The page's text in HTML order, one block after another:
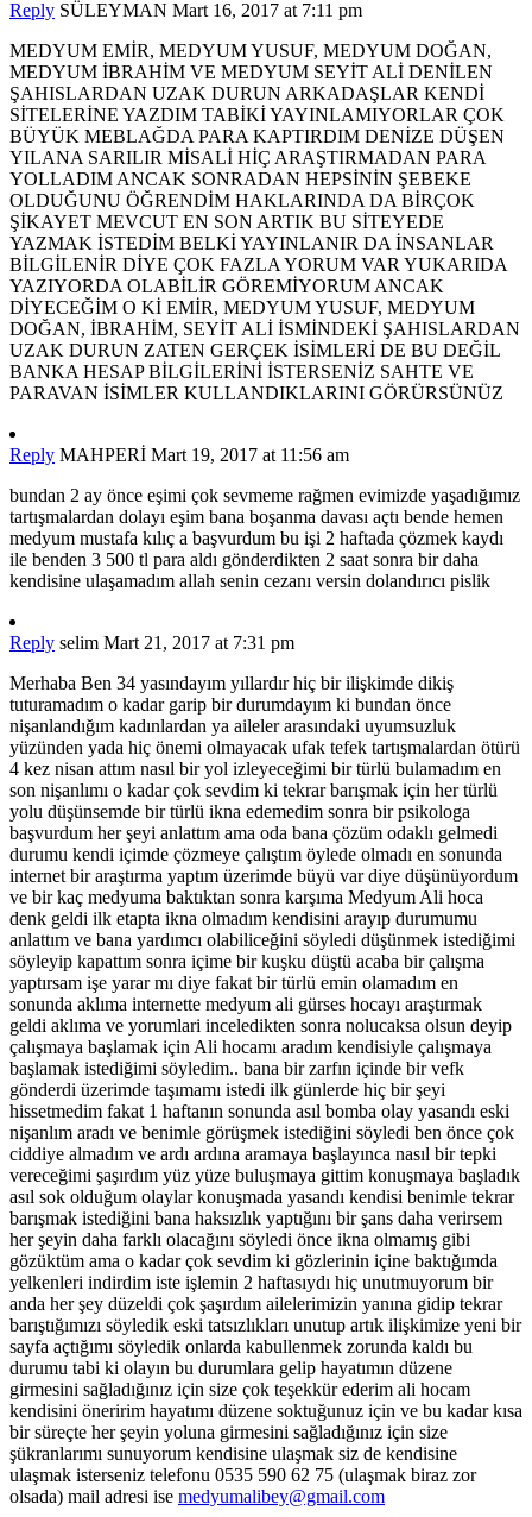
Reply SÜLEYMAN Mart 16, 2017 at 7:11 pm
MEDYUM EMİR, MEDYUM YUSUF, MEDYUM DOĞAN,
MEDYUM İBRAHİM VE MEDYUM SEYİT ALİ DENİLEN
ŞAHISLARDAN UZAK DURUN ARKADAŞLAR KENDİ
SİTELERİNE YAZDIM TABİKİ YAYINLAMIYORLAR ÇOK
BÜYÜK MEBLAĞDA PARA KAPTIRDIM DENİZE DÜŞEN
YILANA SARILIR MİSALİ HİÇ ARAŞTIRMADAN PARA
YOLLADIM ANCAK SONRADAN HEPSİNİN ŞEBEKE
OLDUĞUNU ÖĞRENDİM HAKLARINDA DA BİRÇOK
ŞİKAYET MEVCUT EN SON ARTIK BU SİTEYEDE
YAZMAK İSTEDİM BELKİ YAYINLANIR DA İNSANLAR
BİLGİLENİR DİYE ÇOK FAZLA YORUM VAR YUKARIDA
YAZIYORDA OLABİLİR GÖREMİYORUM ANCAK
DİYECEĞİM O Kİ EMİR, MEDYUM YUSUF, MEDYUM
DOĞAN, İBRAHİM, SEYİT ALİ İSMİNDEKİ ŞAHISLARDAN
UZAK DURUN ZATEN GERÇEK İSİMLERİ DE BU DEĞİL
BANKA HESAP BİLGİLERİNİ İSTERSENİZ SAHTE VE
PARAVAN İSİMLER KULLANDIKLARINI GÖRÜRSÜNÜZ
Reply MAHPERİ Mart 19, 2017 at 11:56 am
bundan 2 ay önce eşimi çok sevmeme rağmen evimizde yaşadığımız
tartışmalardan dolayı eşim bana boşanma davası açtı bende hemen
medyum mustafa kılıç a başvurdum bu işi 2 haftada çözmek kaydı
ile benden 3 500 tl para aldı gönderdikten 2 saat sonra bir daha
kendisine ulaşamadım allah senin cezanı versin dolandırıcı pislik
Reply selim Mart 21, 2017 at 7:31 pm
Merhaba Ben 34 yasındayım yıllardır hiç bir ilişkimde dikiş
tuturamadım o kadar garip bir durumdayım ki bundan önce
nişanlandığım kadınlardan ya aileler arasındaki uyumsuzluk
yüzünden yada hiç önemi olmayacak ufak tefek tartışmalardan ötürü
4 kez nisan attım nasıl bir yol izleyeceğimi bir türlü bulamadım en
son nişanlımı o kadar çok sevdim ki tekrar barışmak için her türlü
yolu düşünsemde bir türlü ikna edemedim sonra bir psikologa
başvurdum her şeyi anlattım ama oda bana çözüm odaklı gelmedi
durumu kendi içimde çözmeye çalıştım öylede olmadı en sonunda
internet bir araştırma yaptım üzerimde büyü var diye düşünüyordum
ve bir kaç medyuma baktıktan sonra karşıma Medyum Ali hoca
denk geldi ilk etapta ikna olmadım kendisini arayıp durumumu
anlattım ve bana yardımcı olabiliceğini söyledi düşünmek istediğimi
söyleyip kapattım sonra içime bir kuşku düştü acaba bir çalışma
yaptırsam işe yarar mı diye fakat bir türlü emin olamadım en
sonunda aklıma internette medyum ali gürses hocayı araştırmak
geldi aklıma ve yorumlari inceledikten sonra nolucaksa olsun deyip
çalışmaya başlamak için Ali hocamı aradım kendisiyle çalışmaya
başlamak istediğimi söyledim.. bana bir zarfın içinde bir vefk
gönderdi üzerimde taşımamı istedi ilk günlerde hiç bir şeyi
hissetmedim fakat 1 haftanın sonunda asıl bomba olay yasandı eski
nişanlım aradı ve benimle görüşmek istediğini söyledi ben önce çok
ciddiye almadım ve ardı ardına aramaya başlayınca nasıl bir tepki
vereceğimi şaşırdım yüz yüze buluşmaya gittim konuşmaya başladık
asıl sok olduğum olaylar konuşmada yasandı kendisi benimle tekrar
barışmak istediğini bana haksızlık yaptığını bir şans daha verirsem
her şeyin daha farklı olacağını söyledi önce ikna olmamış gibi
gözüktüm ama o kadar çok sevdim ki gözlerinin içine baktığımda
yelkenleri indirdim iste işlemin 2 haftasıydı hiç unutmuyorum bir
anda her şey düzeldi çok şaşırdım ailelerimizin yanına gidip tekrar
barıştığımızı söyledik eski tatsızlıkları unutup artık ilişkimize yeni bir
sayfa açtığımı söyledik onlarda kabullenmek zorunda kaldı bu
durumu tabi ki olayın bu durumlara gelip hayatımın düzene
girmesini sağladığınız için size çok teşekkür ederim ali hocam
kendisini öneririm hayatımı düzene soktuğunuz için ve bu kadar kısa
bir süreçte her şeyin yoluna girmesini sağladığınız için size
şükranlarımı sunuyorum kendisine ulaşmak siz de kendisine
ulaşmak isterseniz telefonu 0535 590 62 75 (ulaşmak biraz zor
olsada) mail adresi ise medyumalibey@gmail.com